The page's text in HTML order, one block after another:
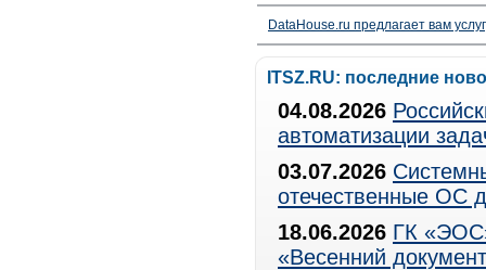
DataHouse.ru предлагает вам
ITSZ.RU: последние
04.08.2026
автоматизации
03.07.2026
отечественные ОС
18.06.2026 ГК
«Весенний